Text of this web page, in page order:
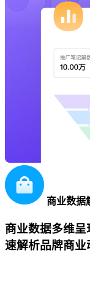
商业数据
商业数据多维
速解析品牌商业